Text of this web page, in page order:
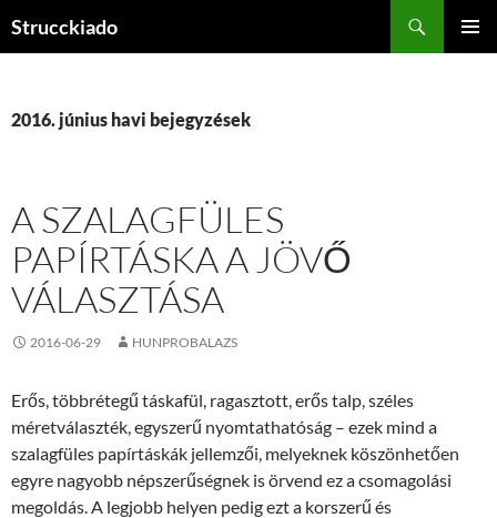
Strucckiado
2016. június havi bejegyzések
A SZALAGFÜLES
PAPÍRTÁSKA A JÖVŐ
VÁLASZTÁSA
2016-06-29 HUNPROBALAZS
Erős, többrétegű táskafül, ragasztott, erős talp, széles
méretválaszték, egyszerű nyomtathatóság – ezek mind a
szalagfüles papírtáskák jellemzői, melyeknek köszönhetően
egyre nagyobb népszerűségnek is örvend ez a csomagolási
megoldás. A legjobb helyen pedig ezt a korszerű és